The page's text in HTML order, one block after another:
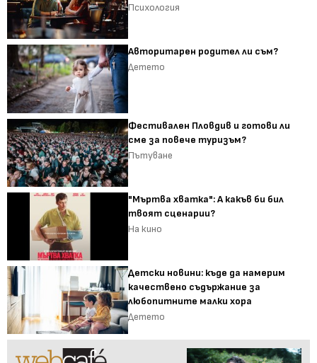
Психология
Авторитарен родител ли съм?
Детето
Фестивален Пловдив и готови ли
сме за повече туризъм?
Пътуване
"Мъртва хватка": А какъв би бил
твоят сценарии?
На кино
Детски новини: къде да намерим
качествено съдържание за
любопитните малки хора
Детето